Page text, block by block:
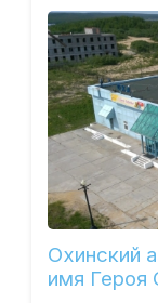
Охинский
имя Героя